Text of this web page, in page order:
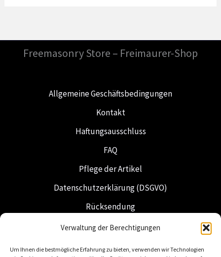
Verwaltung der Berechtigungen
Um Ihnen die bestmögliche Erfahrung zu bieten, verwenden wir Technologien
Freemasonry Store – Freimaurer-Shop
Allgemeine Geschäftsbedingungen
Kontakt
Haftungsausschluss
FAQ
Pflege der Artikel
Datenschutzerklärung (DSGVO)
Rücksendung
Versand & Lieferung